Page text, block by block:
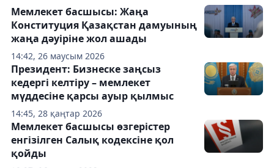
14:42, 26 маусым 2026
Мемлекет басшысы: Жаңа
Конституция Қазақстан дамуының
жаңа дәуіріне жол ашады
14:45, 28 қаңтар 2026
Президент: Бизнеске заңсыз
кедергі келтіру – мемлекет
мүддесіне қарсы ауыр қылмыс
Мемлекет басшысы өзгерістер
енгізілген Салық кодексіне қол
қойды